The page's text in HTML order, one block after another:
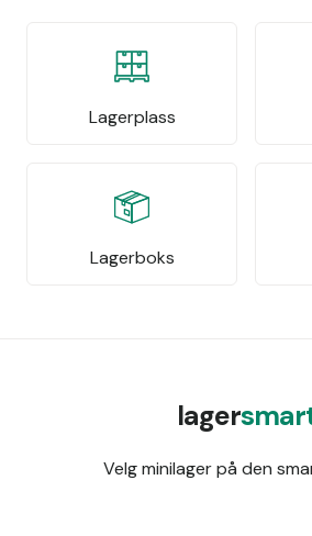
Lagerplass
Lagerboks
lager
Velg minilager på den